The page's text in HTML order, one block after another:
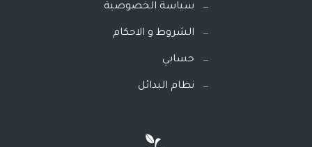
سياسة الخصوصية
الشروط و الاحكام
حسابي
نظام البدائل